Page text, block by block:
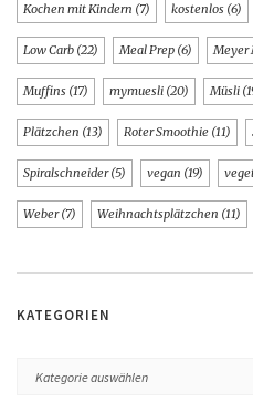
Kochen mit Kindern (7) kostenlos (6)
Low Carb (22) Meal Prep (6) Meyer
Muffins (17) mymuesli (20) Müsli
Plätzchen (13) Roter Smoothie (11)
Spiralschneider(5) vegan (19)
Weber(7) Weihnachtsplätzchen (11)
KATEGORIEN